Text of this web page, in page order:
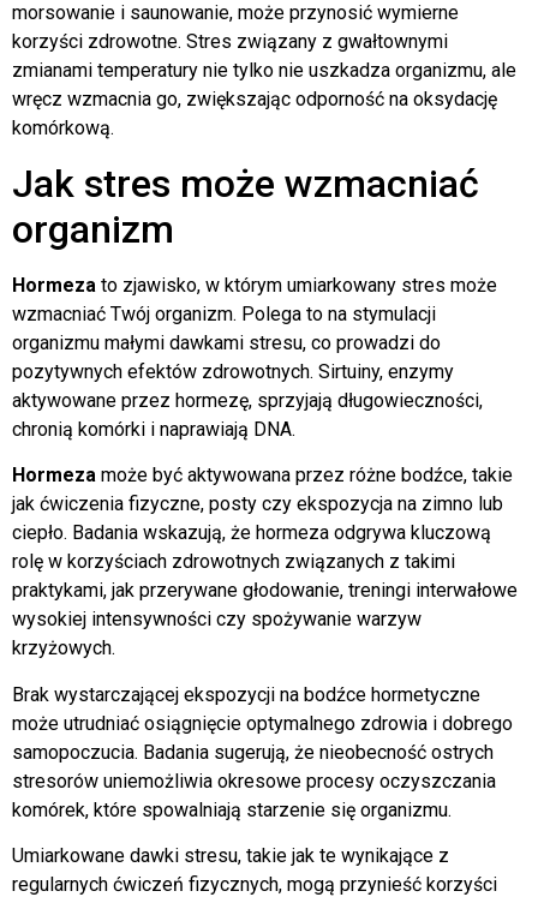
morsowanie i saunowanie, może przynosić wymierne
korzyści zdrowotne. Stres związany z gwałtownymi
zmianami temperatury nie tylko nie uszkadza organizmu, ale
wręcz wzmacnia go, zwiększając odporność na oksydację
komórkową.
Jak stres może wzmacniać
organizm
Hormeza to zjawisko, w którym umiarkowany stres może
wzmacniać Twój organizm. Polega to na stymulacji
organizmu małymi dawkami stresu, co prowadzi do
pozytywnych efektów zdrowotnych. Sirtuiny, enzymy
aktywowane przez hormezę, sprzyjają długowieczności,
chronią komórki i naprawiają DNA.
Hormeza może być aktywowana przez różne bodźce, takie
jak ćwiczenia fizyczne, posty czy ekspozycja na zimno lub
ciepło. Badania wskazują, że hormeza odgrywa kluczową
rolę w korzyściach zdrowotnych związanych z takimi
praktykami, jak przerywane głodowanie, treningi interwałowe
wysokiej intensywności czy spożywanie warzyw
krzyżowych.
Brak wystarczającej ekspozycji na bodźce hormetyczne
może utrudniać osiągnięcie optymalnego zdrowia i dobrego
samopoczucia. Badania sugerują, że nieobecność ostrych
stresorów uniemożliwia okresowe procesy oczyszczania
komórek, które spowalniają starzenie się organizmu.
Umiarkowane dawki stresu, takie jak te wynikające z
regularnych ćwiczeń fizycznych, mogą przynieść korzyści